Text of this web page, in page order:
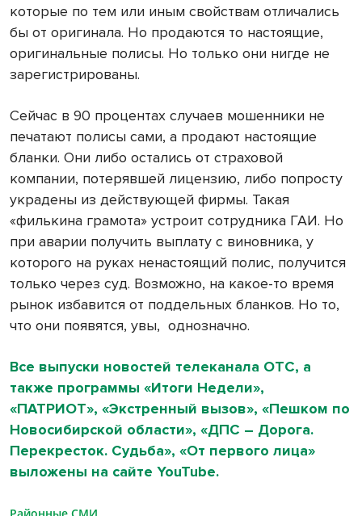
которые по тем или иным свойствам отличались
бы от оригинала. Но продаются то настоящие,
оригинальные полисы. Но только они нигде не
зарегистрированы.
Сейчас в 90 процентах случаев мошенники не
печатают полисы сами, а продают настоящие
бланки. Они либо остались от страховой
компании, потерявшей лицензию, либо попросту
украдены из действующей фирмы. Такая
«филькина грамота» устроит сотрудника ГАИ. Но
при аварии получить выплату с виновника, у
которого на руках ненастоящий полис, получится
только через суд. Возможно, на какое-то время
рынок избавится от поддельных бланков. Но то,
что они появятся, увы, однозначно.
Все выпуски новостей телеканала ОТС, а
также программы «Итоги Недели»,
«ПАТРИОТ», «Экстренный вызов», «Пешком по
Новосибирской области», «ДПС – Дорога.
Перекресток. Судьба», «От первого лица»
выложены на сайте YouTube.
Районные СМИ